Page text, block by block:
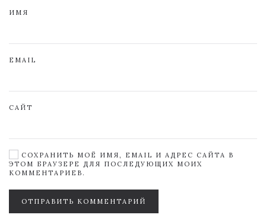
ИМЯ
EMAIL
САЙТ
СОХРАНИТЬ МОЁ ИМЯ, EMAIL И АДРЕС САЙТА В
ЭТОМ БРАУЗЕРЕ ДЛЯ ПОСЛЕДУЮЩИХ МОИХ
КОММЕНТАРИЕВ.
ОТПРАВИТЬ КОММЕНТАРИЙ